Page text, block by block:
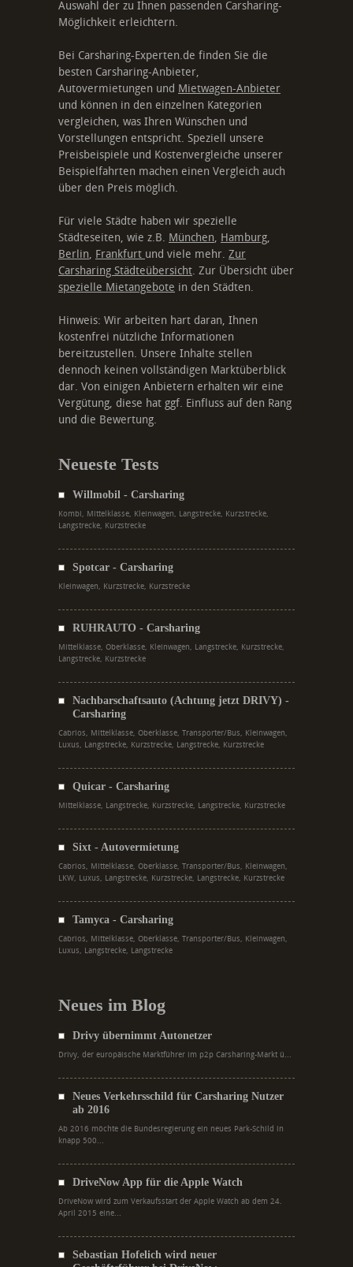
Auswahl der zu Ihnen passenden Carsharing-
Möglichkeit erleichtern.
Bei Carsharing-Experten.de finden Sie die
besten Carsharing-Anbieter,
Autovermietungen und Mietwagen-Anbieter
und können in den einzelnen Kategorien
vergleichen, was Ihren Wünschen und
Vorstellungen entspricht. Speziell unsere
Preisbeispiele und Kostenvergleiche unserer
Beispielfahrten machen einen Vergleich auch
über den Preis möglich.
Für viele Städte haben wir spezielle
Städteseiten, wie z.B. München, Hamburg,
Berlin, Frankfurt und viele mehr. Zur
Carsharing Städteübersicht. Zur Übersicht über
spezielle Mietangebote in den Städten.
Hinweis: Wir arbeiten hart daran, Ihnen
kostenfrei nützliche Informationen
bereitzustellen. Unsere Inhalte stellen
dennoch keinen vollständigen Marktüberblick
dar. Von einigen Anbietern erhalten wir eine
Vergütung, diese hat ggf. Einfluss auf den Rang
und die Bewertung.
Neueste Tests
Willmobil - Carsharing
Kombi, Mittelklasse, Kleinwagen, Langstrecke, Kurzstrecke,
Langstrecke, Kurzstrecke
Spotcar - Carsharing
Kleinwagen, Kurzstrecke, Kurzstrecke
RUHRAUTO - Carsharing
Mittelklasse, Oberklasse, Kleinwagen, Langstrecke, Kurzstrecke,
Langstrecke, Kurzstrecke
Nachbarschaftsauto (Achtung jetzt DRIVY) -
Carsharing
Cabrios, Mittelklasse, Oberklasse, Transporter/Bus, Kleinwagen,
Luxus, Langstrecke, Kurzstrecke, Langstrecke, Kurzstrecke
Quicar - Carsharing
Mittelklasse, Langstrecke, Kurzstrecke, Langstrecke, Kurzstrecke
Sixt - Autovermietung
Cabrios, Mittelklasse, Oberklasse, Transporter/Bus, Kleinwagen,
LKW, Luxus, Langstrecke, Kurzstrecke, Langstrecke, Kurzstrecke
Tamyca - Carsharing
Cabrios, Mittelklasse, Oberklasse, Transporter/Bus, Kleinwagen,
Luxus, Langstrecke, Langstrecke
Neues im Blog
Drivy übernimmt Autonetzer
Drivy, der europäische Marktführer im p2p Carsharing-Markt ü...
Neues Verkehrsschild für Carsharing Nutzer
ab 2016
Ab 2016 möchte die Bundesregierung ein neues Park-Schild in
knapp 500...
DriveNow App für die Apple Watch
DriveNow wird zum Verkaufsstart der Apple Watch ab dem 24.
April 2015 eine...
Sebastian Hofelich wird neuer